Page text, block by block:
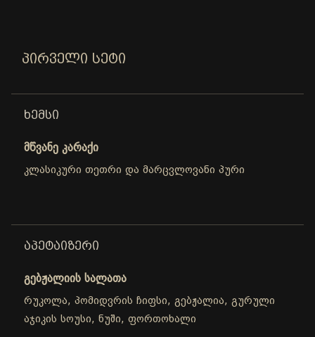
ᲞᲘᲠᲕᲔᲚᲘ ᲡᲔᲢᲘ
ᲮᲔᲛᲡᲘ
მწვანე კარაქი
კლასიკური თეთრი და მარცვლოვანი პური
ᲐᲞᲔᲢᲐᲘᲖᲔᲠᲘ
გებჟალიის სალათა
რუკოლა, პომიდვრის ჩიფსი, გებჟალია, გურული
აჯიკის სოუსი, ნუში, ფორთოხალი